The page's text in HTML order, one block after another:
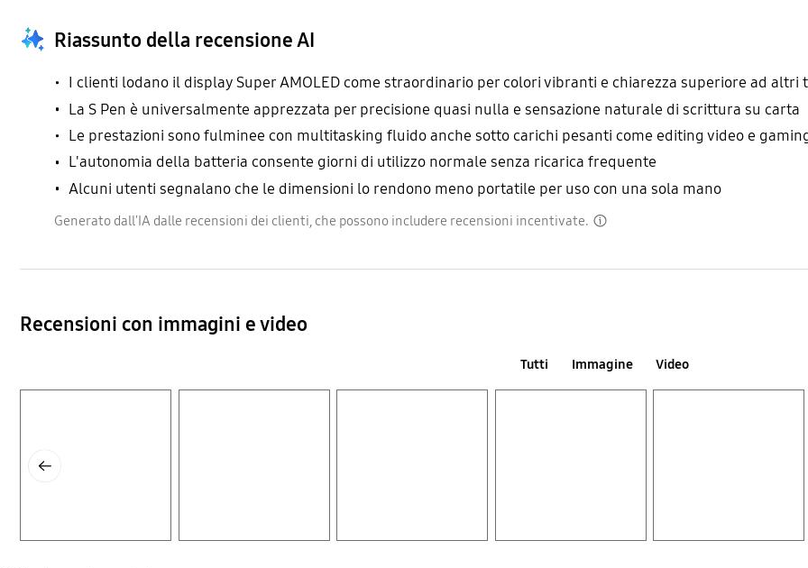
Riassunto della recensione AI
I clienti lodano il display Super AMOLED come straordinario per colori vibranti e chiarezza superiore ad altri
La S Pen è universalmente apprezzata per precisione quasi nulla e sensazione naturale di scrittura su carta
Le prestazioni sono fulminee con multitasking fluido anche sotto carichi pesanti come editing video e
L'autonomia della batteria consente giorni di utilizzo normale senza ricarica frequente
Alcuni utenti segnalano che le dimensioni lo rendono meno portatile per uso con una sola mano
Generato dall'IA dalle recensioni dei clienti, che possono includere recensioni incentivate.
Recensioni con immagini e video
Tutti Immagine Video